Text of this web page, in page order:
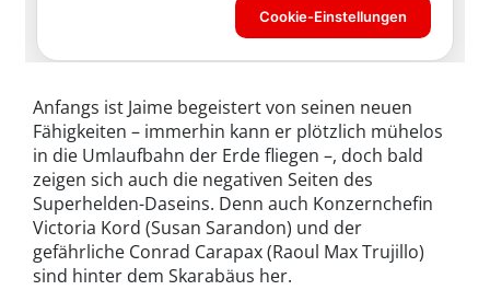
Anfangs ist Jaime begeistert von seinen neuen
Fähigkeiten – immerhin kann er plötzlich mühelos
in die Umlaufbahn der Erde fliegen –, doch bald
zeigen sich auch die negativen Seiten des
Superhelden-Daseins. Denn auch Konzernchefin
Victoria Kord (Susan Sarandon) und der
gefährliche Conrad Carapax (Raoul Max Trujillo)
sind hinter dem Skarabäus her.